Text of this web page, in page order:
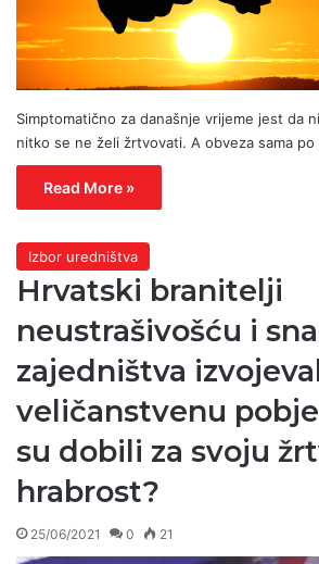
Simptomatično za današnje vrijeme jest da
nitko se ne želi žrtvovati. A obveza sama
Read More »
Izbor uredništva
Hrvatski branitelji
neustrašivošću i
zajedništva
veličanstvenu
su dobili za svoju
hrabrost?
25/06/2021 0 21